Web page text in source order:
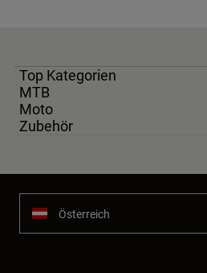
Top Kategorien
MTB
Moto
Zubehör
Österreich